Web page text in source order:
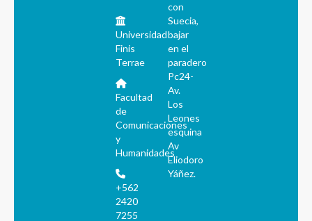
Universidad
Finis
Terrae
Facultad
de
Comunicaciones
y
Humanidades
+562
2420
7255
con
Suecia,
bajar
en el
paradero
Pc24-
Av.
Los
Leones
esquina
Av
Eliodoro
Yáñez.